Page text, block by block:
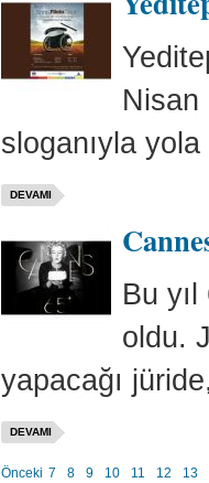
Nisan
sloganıyla
DEVAMI
Bu
oldu.
yapacağı
DEVAMI
Önceki 7 8 9 10 11 12 13